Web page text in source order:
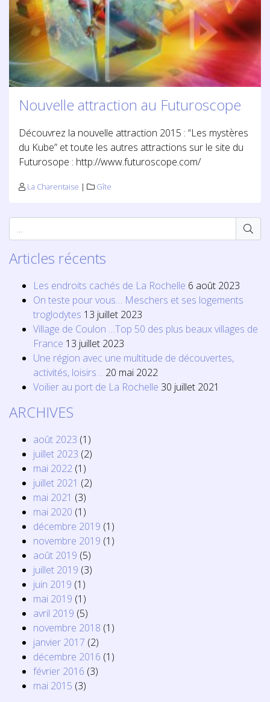
Nouvelle attraction au Futuroscope
Découvrez la nouvelle attraction 2015 : “Les mystères
du Kube” et toute les autres attractions sur le site du
Futurosope : http://www.futuroscope.com/
La Charentaise | Gîte
Articles récents
Les endroits cachés de La Rochelle 6 août 2023
On teste pour vous… Meschers et ses logements
troglodytes 13 juillet 2023
Village de Coulon …Top 50 des plus beaux villages de
France 13 juillet 2023
Une région avec une multitude de découvertes,
activités, loisirs… 20 mai 2022
Voilier au port de La Rochelle 30 juillet 2021
ARCHIVES
août 2023 (1)
juillet 2023 (2)
mai 2022 (1)
juillet 2021 (2)
mai 2021 (3)
mai 2020 (1)
décembre 2019 (1)
novembre 2019 (1)
août 2019 (5)
juillet 2019 (3)
juin 2019 (1)
mai 2019 (1)
avril 2019 (5)
novembre 2018 (1)
janvier 2017 (2)
décembre 2016 (1)
février 2016 (3)
mai 2015 (3)